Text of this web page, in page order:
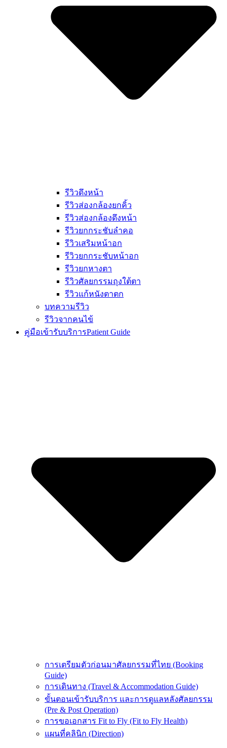
รีวิวดึงหน้า
รีวิวส่องกล้องยกคิ้ว
รีวิวส่องกล้องดึงหน้า
รีวิวยกกระชับลำคอ
รีวิวเสริมหน้าอก
รีวิวยกกระชับหน้าอก
รีวิวยกหางตา
รีวิวศัลยกรรมถุงใต้ตา
รีวิวแก้หนังตาตก
บทความรีวิว
รีวิวจากคนไข้
คู่มือเข้ารับบริการPatient Guide
การเตรียมตัวก่อนมาศัลยกรรมที่ไทย (Booking
Guide)
การเดินทาง (Travel & Accommodation Guide)
ขั้นตอนเข้ารับบริการ และการดูแลหลังศัลยกรรม
(Pre & Post Operation)
การขอเอกสาร Fit to Fly (Fit to Fly Health)
แผนที่คลินิก (Direction)